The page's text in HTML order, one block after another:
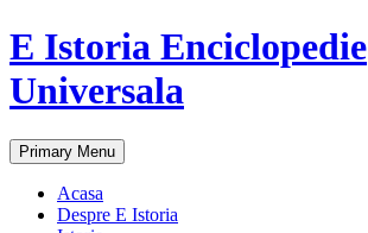
E Istoria Enciclopedie
Universala
Search
Primary Menu Skip
to
Acasa
Despre E Istoria